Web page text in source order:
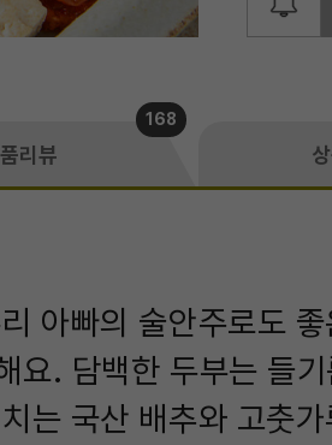
리뷰
168
아빠의 술안주로도
요. 담백한 두부는 들
는 국산 배추와 고춧